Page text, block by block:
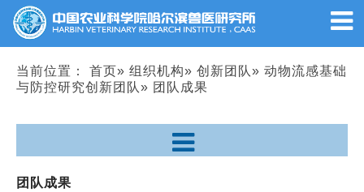
当前位置： 首页» 组织机构» 创新团队» 动物流感基础
与防控研究创新团队» 团队成果
团队成果